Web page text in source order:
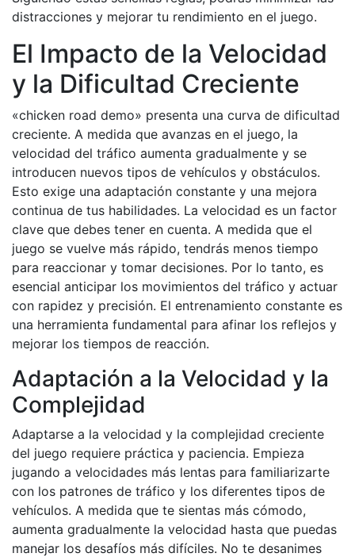
distracciones y mejorar tu rendimiento en el juego.
El Impacto de la Velocidad
y la Dificultad Creciente
«chicken road demo» presenta una curva de dificultad
creciente. A medida que avanzas en el juego, la
velocidad del tráfico aumenta gradualmente y se
introducen nuevos tipos de vehículos y obstáculos.
Esto exige una adaptación constante y una mejora
continua de tus habilidades. La velocidad es un factor
clave que debes tener en cuenta. A medida que el
juego se vuelve más rápido, tendrás menos tiempo
para reaccionar y tomar decisiones. Por lo tanto, es
esencial anticipar los movimientos del tráfico y actuar
con rapidez y precisión. El entrenamiento constante es
una herramienta fundamental para afinar los reflejos y
mejorar los tiempos de reacción.
Adaptación a la Velocidad y la
Complejidad
Adaptarse a la velocidad y la complejidad creciente
del juego requiere práctica y paciencia. Empieza
jugando a velocidades más lentas para familiarizarte
con los patrones de tráfico y los diferentes tipos de
vehículos. A medida que te sientas más cómodo,
aumenta gradualmente la velocidad hasta que puedas
manejar los desafíos más difíciles. No te desanimes